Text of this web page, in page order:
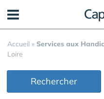
Accueil » Services aux
Loire
Rechercher